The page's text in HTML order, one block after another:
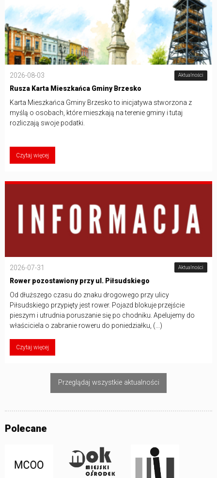
2026-08-03 Aktualności
Rusza Karta Mieszkańca Gminy Brzesko
Karta Mieszkańca Gminy Brzesko to inicjatywa stworzona z
myślą o osobach, które mieszkają na terenie gminy i tutaj
rozliczają swoje podatki.
Czytaj więcej
2026-07-31 Aktualności
Rower pozostawiony przy ul. Piłsudskiego
Od dłuższego czasu do znaku drogowego przy ulicy
Piłsudskiego przypięty jest rower. Pojazd blokuje przejście
pieszym i utrudnia poruszanie się po chodniku. Apelujemy do
właściciela o zabranie roweru do poniedziałku, (...)
Czytaj więcej
Przeglądaj wszystkie aktualności
Polecane